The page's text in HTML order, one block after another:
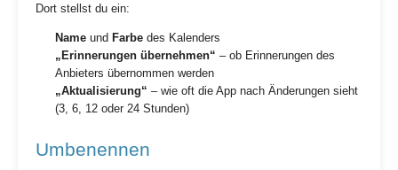
Dort stellst du ein:
Name und Farbe des Kalenders
„Erinnerungen übernehmen“ – ob Erinnerungen des
Anbieters übernommen werden
„Aktualisierung“ – wie oft die App nach Änderungen sieht
(3, 6, 12 oder 24 Stunden)
Umbenennen